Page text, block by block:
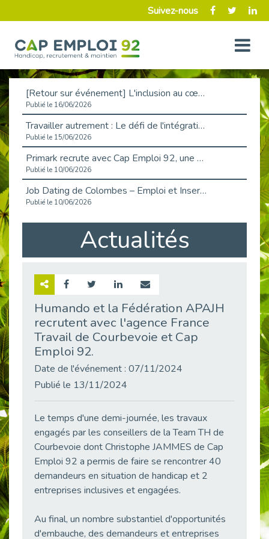
Suivez-nous
[Retour sur événement] L'inclusion au cœur de la Place de l'Emploi à La Défense !
Publié le 16/06/2026
Travailler autrement : Le défi de l'intégration des maladies chroniques en entreprise
Publié le 15/06/2026
Primark recrute avec Cap Emploi 92, une matinée couronnée de succès !
Publié le 10/06/2026
Job Dating de Colombes – Emploi et Insertion
Publié le 10/06/2026
Aborder l'entretien et la situation de handicap en toute confiance
Publié le 09/06/2026
Retour sur l’atelier « Optimiser sa recherche d’emploi »
Emploi & Handicap : Hachette Livre et Cap emploi 92 renforcent leur collaboration
Publié le 02/06/2026
Publié le 30/05/2026
Handicap et emploi : une matinée pour briser les tabous
Publié le 21/05/2026
L’alternance : un levier stratégique pour recruter et inclure durablement
Publié le 18/05/2026
Fibromyalgie : Quand la douleur invisible s’invite au bureau
Publié le 12/05/2026
CAP EMPLOI 92 : L’inclusion portée à son sommet, bien au-delà des quotas
Actualités
Humando et la Fédération APAJH
recrutent avec l'agence France
Travail de Courbevoie et Cap
Emploi 92.
Date de l'événement : 07/11/2024
Publié le 13/11/2024
Le temps d'une demi-journée, les travaux
engagés par les conseillers de la Team TH de
Courbevoie dont Christophe JAMMES de Cap
Emploi 92 a permis de faire se rencontrer 40
demandeurs en situation de handicap et 2
entreprises inclusives et engagées.
Au final, un nombre substantiel d'opportunités
d'embauche, des demandeurs et entreprises